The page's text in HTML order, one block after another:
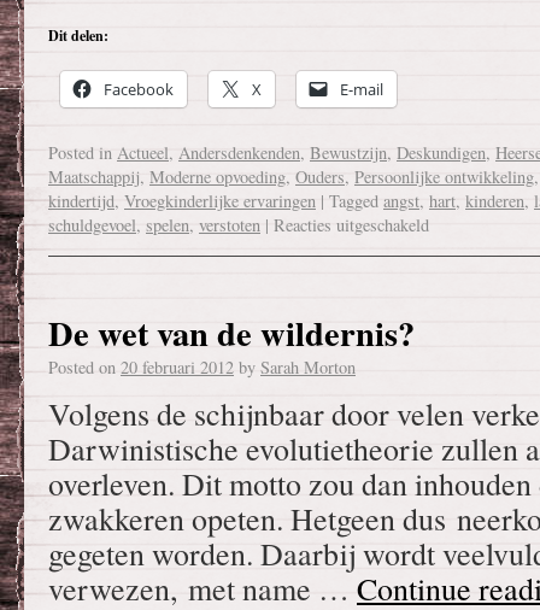
Dit delen:
Facebook X E-mail
Posted in Actueel, Andersdenkenden, Bewustzijn, Deskundigen,
Maatschappij, Moderne opvoeding, Ouders, Persoonlijke ontwikkeling
kindertijd, Vroegkinderlijke ervaringen | Tagged angst, hart, kinderen,
schuldgevoel, spelen, verstoten | Reacties uitgeschakeld
De wet van de wildernis?
Posted on 20 februari 2012 by Sarah Morton
Volgens de schijnbaar door velen
Darwinistische evolutietheorie zullen
overleven. Dit motto zou dan
zwakkeren opeten. Hetgeen dus
gegeten worden. Daarbij wordt
verwezen, met name … Continue